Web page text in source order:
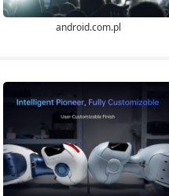
android.com.pl